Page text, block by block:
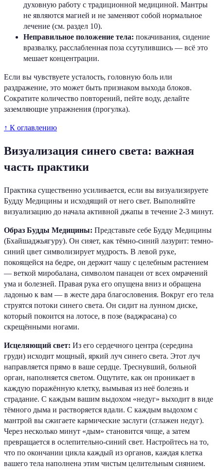
духовную работу с традиционной медициной. Мантры
не являются магией и не заменяют собой нормальное
лечение (см. раздел 10).
Неправильное положение тела: покачивания, сидение
вразвалку, расслабленная поза ссутулившись — всё это
мешает концентрации.
Если вы чувствуете усталость, головную боль или
раздражение, это может быть признаком выхода блоков.
Сократите количество повторений, пейте воду, делайте
заземляющие упражнения (прогулка).
↑ К оглавлению
Визуализация синего света: важная
часть практики
Практика существенно усиливается, если вы визуализируете
Будду Медицины и исходящий от него свет. Выполняйте
визуализацию до начала активной джапы в течение 2-3 минут.
Образ Будды Медицины: Представьте себе Будду Медицины
(Бхайшаджьягуру). Он сияет, как тёмно-синий лазурит: темно-
синий цвет символизирует мудрость. В левой руке,
покоящейся на бедре, он держит чашу с целебным растением
— веткой миробалана, символом панацеи от всех омрачений
ума и болезней. Правая рука его опущена вниз и обращена
ладонью к вам — в жесте дара благословения. Вокруг его тела
струятся потоки синего света. Он сидит на лунном диске,
который покоится на лотосе, в позе (ваджрасана) со
скрещёнными ногами.
Исцеляющий свет: Из его сердечного центра (середина
груди) исходит мощный, яркий луч синего света. Этот луч
направляется прямо в ваше сердце. Треснувший, больной
орган, наполняется светом. Ощутите, как он проникает в
каждую поражённую клетку, вымывая из неё болезнь и
страдание. С каждым вашим выдохом «недуг» выходит в виде
тёмного дыма и растворяется вдали. С каждым выдохом с
мантрой вы сжигаете кармические заслуги (сглажен недуг).
Через несколько минут «дым» становится чище, а затем
превращается в ослепительно-синий свет. Настройтесь на то,
что по окончании цикла каждый из органов, каждая клетка
вашего тела наполнена этим чистым целительным сиянием.